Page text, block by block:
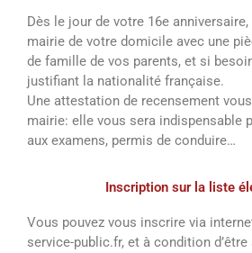
Dès le jour de votre 16e
mairie de votre domicile avec une
de famille de vos parents, et si
justifiant la nationalité française.
Une attestation de recensement
mairie: elle vous sera indispensable
aux examens, permis de conduire…
Inscription sur la liste
Vous pouvez vous inscrire via
service-public.fr, et à condition d’être